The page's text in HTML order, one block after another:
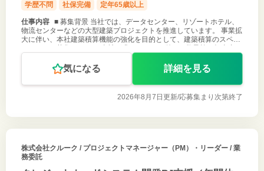
学歴不問
社保完備 定年65歳以上
仕事内容 ■ 募集背景 当社では、データセンター、リゾートホテル、
物流センターなどの大型建築プロジェクトを推進しています。 事業拡
大に伴い、本社建築積算機能の強化を目的として、建築積算のスペシ
気になる 詳細を見る
2026年8月7日更新/応募集まり次第終了
株式会社クルーク / プロジェクトマネージャー（PM）・リーダー / 業
務委託